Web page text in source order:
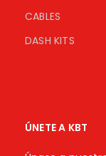
CABLES
DASH KITS
ÚNETE A KBT